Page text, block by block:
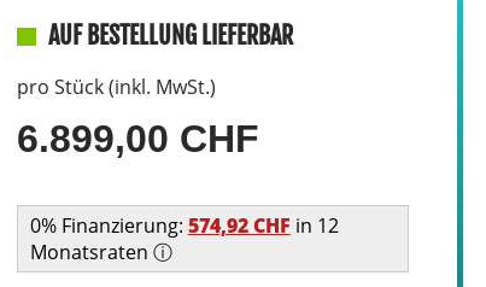
AUF BESTELLUNG LIEFERBAR
pro Stück (inkl. MwSt.)
6.899,00 CHF
0% Finanzierung: 574,92 CHF in 12
Monatsraten ⓘ